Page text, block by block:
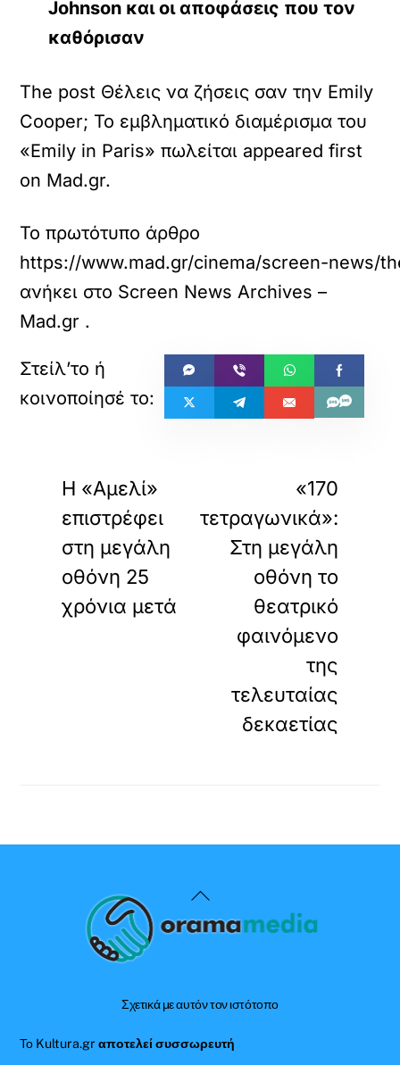
Johnson και οι αποφάσεις που τον
καθόρισαν
The post Θέλεις να ζήσεις σαν την Emily
Cooper; Το εμβληματικό διαμέρισμα του
«Emily in Paris» πωλείται appeared first
on Mad.gr.
Το πρωτότυπο άρθρο
https://www.mad.gr/cinema/screen-news/
ανήκει στο Screen News Archives –
Mad.gr .
Η «Αμελί»
επιστρέφει
στη μεγάλη
οθόνη 25
χρόνια μετά
«170
τετραγωνικά»:
Στη μεγάλη
οθόνη το
θεατρικό
φαινόμενο
της
τελευταίας
δεκαετίας
Back
To
Σχετικά με αυτόν τον ιστότοπο
Το Kultura.grαποτελεί συσσωρευτή